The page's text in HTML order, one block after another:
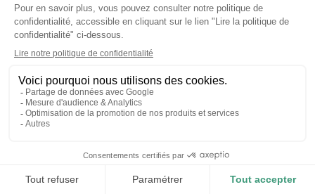
Dossier de soins, séries de soins et suivi
patient
Au-delà de la facturation, un logiciel infirmier libéral
structure le suivi clinique. Le
soinscentralise l’historique du patient, ses
répétés (pansements, injections, surveillance), la
planification des
séries de soins
évite de ressaisir